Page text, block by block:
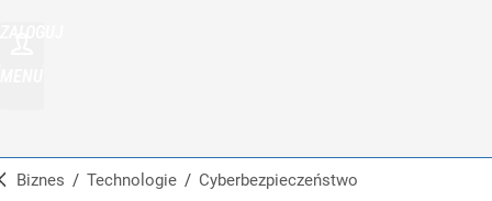
Biznes / Technologie / Cyberbezpieczeństwo